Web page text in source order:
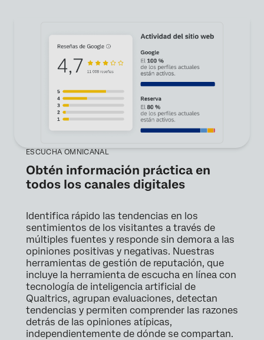
ESCUCHA OMNICANAL
Obtén información práctica en
todos los canales digitales
Identifica rápido las tendencias en los
sentimientos de los visitantes a través de
múltiples fuentes y responde sin demora a las
opiniones positivas y negativas. Nuestras
herramientas de gestión de reputación, que
incluye la herramienta de escucha en línea con
tecnología de inteligencia artificial de
Qualtrics, agrupan evaluaciones, detectan
tendencias y permiten comprender las razones
detrás de las opiniones atípicas,
independientemente de dónde se compartan.